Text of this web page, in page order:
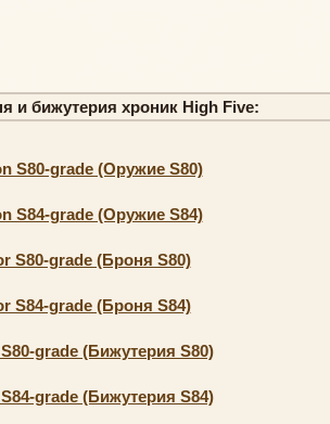
и бижутерия хроник High Five:
S80-grade (Оружие S80)
S84-grade (Оружие S84)
S80-grade (Броня S80)
S84-grade (Броня S84)
grade (Бижутерия S80)
grade (Бижутерия S84)